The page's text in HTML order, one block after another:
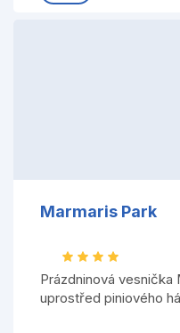
Marmaris Park
Prázdninová vesnička
uprostřed piniového